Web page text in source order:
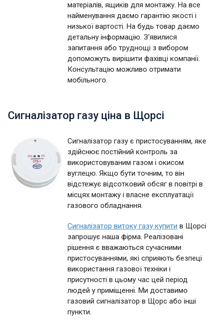
матеріалів, ящиків для монтажу. На все
найменування даємо гарантію якості і
низької вартості. На будь товар даємо
детальну інформацію. З'явилися
запитання або труднощі з вибором
допоможуть вирішити фахівці компанії.
Консультацію можливо отримати
мобільного.
Сигналізатор газу ціна в Щорсі
Сигналізатор газу є пристосуванням, яке
здійснює постійний контроль за
використовуваним газом і окисом
вуглецю. Якщо бути точним, то він
відстежує відсотковий обсяг в повітрі в
місцях монтажу і власне експлуатації
газового обладнання.
Сигналізатор витоку газу купити в Щорсі
запрошує наша фірма. Реалізовані
рішення є вважаються сучасними
пристосуваннями, які сприяють безпеці
використання газової техніки і
присутності в цьому час цей період
людей у приміщенні. Ми доставимо
газовий сигналізатор в Щорс або інші
пункти.